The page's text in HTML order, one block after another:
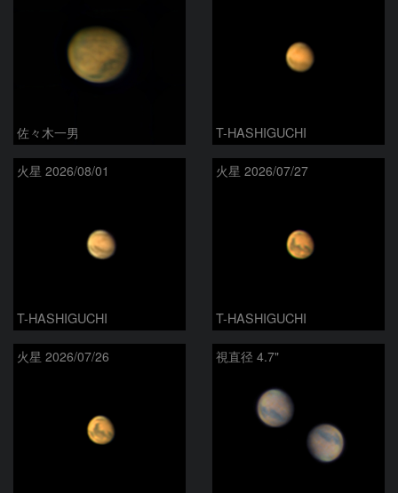
佐々木一男 T-HASHIGUCHI
火星 2026/08/01
T-HASHIGUCHI
火星 2026/07/27
T-HASHIGUCHI
火星 2026/07/26 視直径 4.7"